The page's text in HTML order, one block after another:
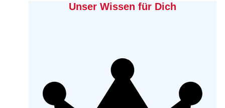
Unser Wissen für Dich